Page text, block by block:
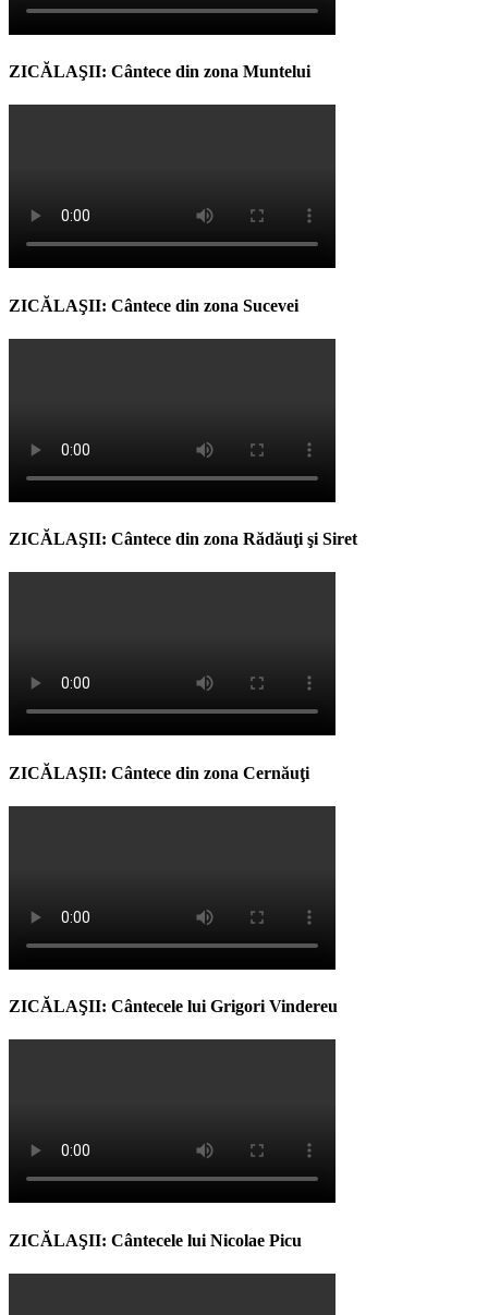
ZICĂLAŞII: Cântece din zona Muntelui
ZICĂLAŞII: Cântece din zona Sucevei
ZICĂLAŞII: Cântece din zona Rădăuţi şi Siret
ZICĂLAŞII: Cântece din zona Cernăuţi
ZICĂLAŞII: Cântecele lui Grigori Vindereu
ZICĂLAŞII: Cântecele lui Nicolae Picu